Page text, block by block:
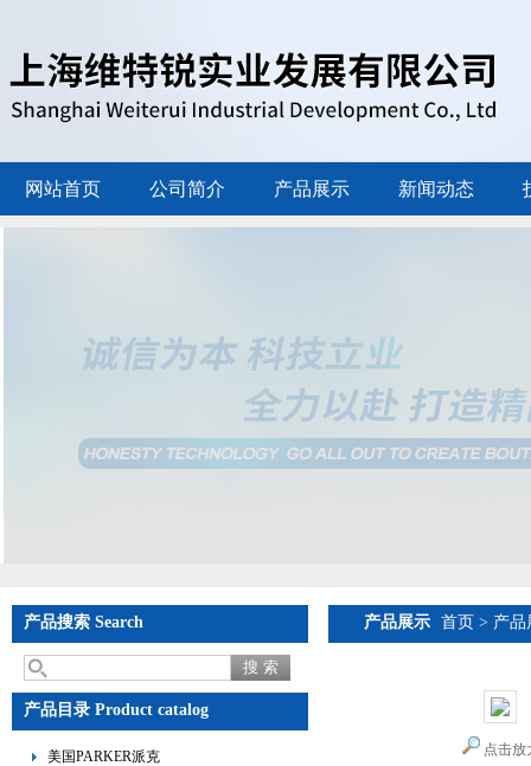
网站首页 公司简介 产品展示 新闻动态
产品搜索 Search
产品目录 Product catalog
美国PARKER派克
产品展示 首页 > 产品
点击放